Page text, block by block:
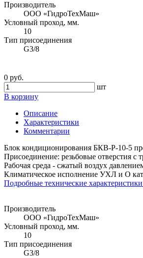
Производитель
ООО «ГидроТехМаш»
Условный проход, мм.
10
Тип присоединения
G3/8
0 руб.
шт
В корзину
Описание
Характеристики
Комментарии
Блок кондиционирования БКВ-Р-10-5
Присоединение: резьбовые отверстия с
Рабочая среда - сжатый воздух
Климатическое исполнение УХЛ и О
Подробные технические
Производитель
ООО «ГидроТехМаш»
Условный проход, мм.
10
Тип присоединения
G3/8